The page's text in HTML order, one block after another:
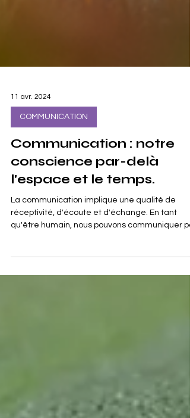
11 avr. 2024
Communication : notre
conscience par-delà
l'espace et le temps.
La communication implique une qualité de
la pensée ou avec nos sens avec des êtres qui